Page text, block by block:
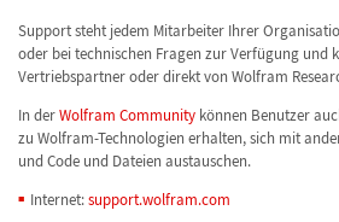
Support steht jedem Mitarbeiter Ihrer
oder bei technischen Fragen zur Verfügung und
Vertriebspartner oder direkt von Wolfram
In derWolfram Community können Benutzer
zu Wolfram-Technologien erhalten, sich mit
und Code und Dateien austauschen.
Internet:support.wolfram.com